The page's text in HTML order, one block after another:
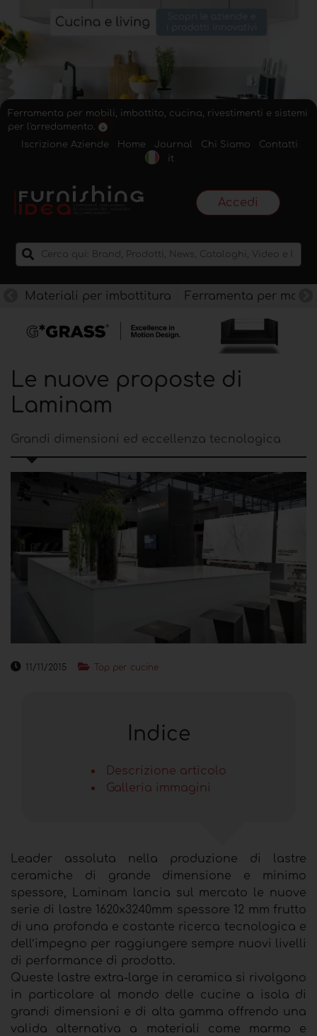
Ferramenta per mobili, imbottito, cucina, rivestimenti e sistemi
per l'arredamento.
Iscrizione Aziende
Home Journal Chi Siamo
Contatti
it
Accedi
Materiali per imbottitura Ferramenta per mobili
Le nuove proposte di
Laminam
Grandi dimensioni ed eccellenza tecnologica
11/11/2015 Top per cucine
Indice
Descrizione articolo
Galleria immagini
Leader assoluta nella produzione di lastre
ceramiche di grande dimensione e minimo
spessore, Laminam lancia sul mercato le nuove
serie di lastre 1620x3240mm spessore 12 mm frutto
di una profonda e costante ricerca tecnologica e
dell’impegno per raggiungere sempre nuovi livelli
di performance di prodotto.
Queste lastre extra-large in ceramica si rivolgono
in particolare al mondo delle cucine a isola di
grandi dimensioni e di alta gamma offrendo una
valida alternativa a materiali come marmo e